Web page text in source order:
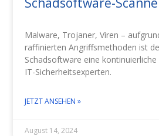
Malware, Trojaner, Viren –
raffinierten Angriffsmethoden ist
Schadsoftware eine
IT-Sicherheitsexperten.
JETZT ANSEHEN »
August 14, 2024